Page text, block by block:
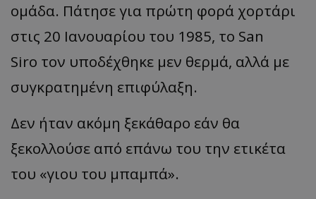
ομάδα. Πάτησε για πρώτη φορά χορτάρι
στις 20 Ιανουαρίου του 1985, το San
Siro τον υποδέχθηκε μεν θερμά, αλλά με
συγκρατημένη επιφύλαξη.
Δεν ήταν ακόμη ξεκάθαρο εάν θα
ξεκολλούσε από επάνω του την ετικέτα
του «γιου του μπαμπά».